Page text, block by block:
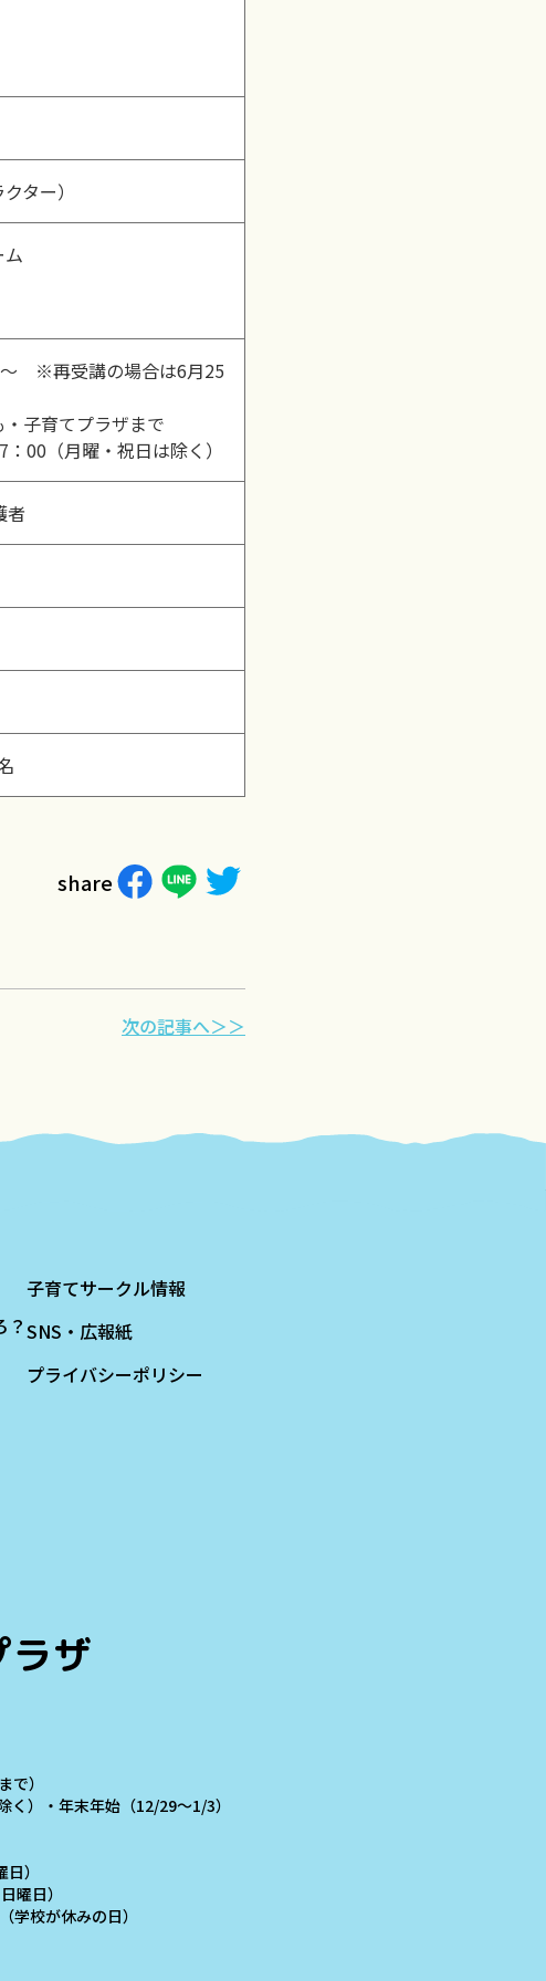
ター）
※再受講の場合は6月25
子育てプラザまで
00（月曜・祝日は除く）
者
share
次の記事へ＞＞
？
子育てサークル情報
SNS・広報紙
プライバシーポリシー
ザ
で）
く）・年末年始（12/29～1/3）
）
曜日）
校が休みの日）